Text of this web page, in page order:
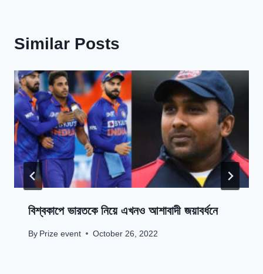
Similar Posts
বিশ্বকাপে ভারতকে নিয়ে এখনও আশাবাদী জয়াবর্ধনে
By Prize event October 26, 2022